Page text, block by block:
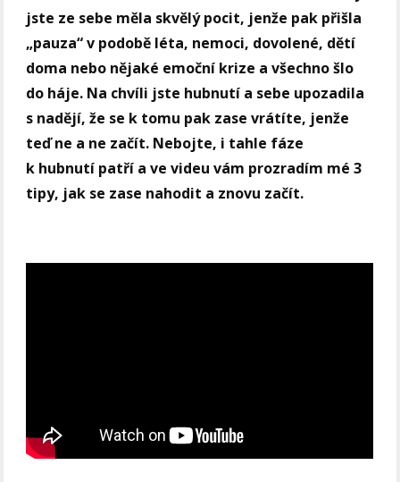
jste ze sebe měla skvělý pocit, jenže pak přišla
„pauza“ v podobě léta, nemoci, dovolené, dětí
doma nebo nějaké emoční krize a všechno šlo
do háje. Na chvíli jste hubnutí a sebe upozadila
s nadějí, že se k tomu pak zase vrátíte, jenže
teď ne a ne začít. Nebojte, i tahle fáze
k hubnutí patří a ve videu vám prozradím mé 3
tipy, jak se zase nahodit a znovu začít.